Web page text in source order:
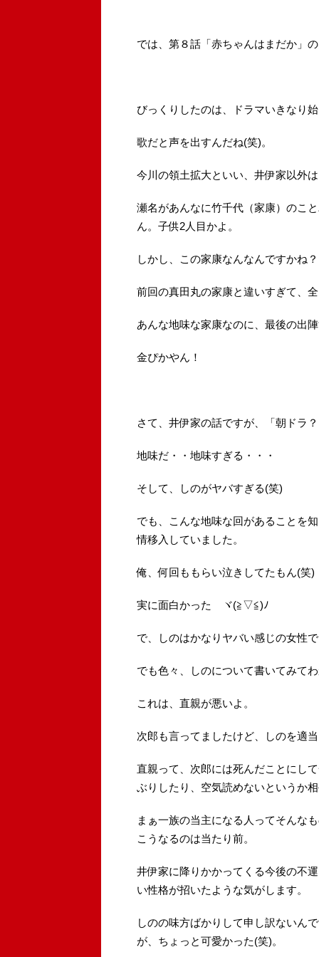
では、第８話「赤ちゃんはまだか」
びっくりしたのは、ドラマいきなり
歌だと声を出すんだね(笑)。
今川の領土拡大といい、井伊家以外
瀬名があんなに竹千代（家康）のこ
ん。子供2人目かよ。
しかし、この家康なんなんですかね？
前回の真田丸の家康と違いすぎて、
あんな地味な家康なのに、最後の出
金ぴかやん！
さて、井伊家の話ですが、「朝ドラ
地味だ・・地味すぎる・・・
そして、しのがヤバすぎる(笑)
でも、こんな地味な回があることを
情移入していました。
俺、何回ももらい泣きしてたもん(笑)
実に面白かった ヾ(≧▽≦)ﾉ
で、しのはかなりヤバい感じの女性
でも色々、しのについて書いてみて
これは、直親が悪いよ。
次郎も言ってましたけど、しのを適
直親って、次郎には死んだことにし
ぶりしたり、空気読めないというか
まぁ一族の当主になる人ってそんな
こうなるのは当たり前。
井伊家に降りかかってくる今後の不
い性格が招いたような気がします。
しのの味方ばかりして申し訳ないん
が、ちょっと可愛かった(笑)。